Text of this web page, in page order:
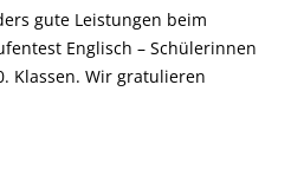
gute Leistungen beim
Englisch – Schülerinnen
Klassen. Wir gratulieren